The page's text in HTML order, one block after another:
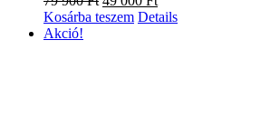
price
price
Kosárba teszem Details
Akció!